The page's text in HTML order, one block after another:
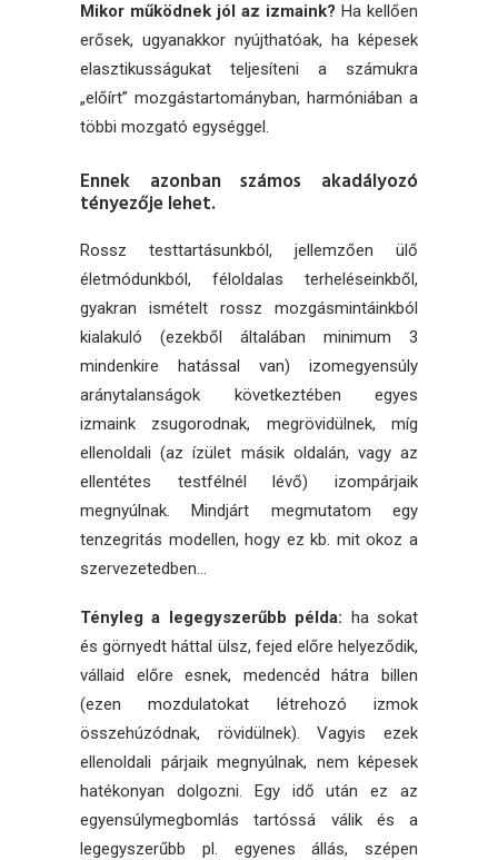
Mikor működnek jól az izmaink? Ha kellően
erősek, ugyanakkor nyújthatóak, ha képesek
elasztikusságukat teljesíteni a számukra
„előírt” mozgástartományban, harmóniában a
többi mozgató egységgel.
Ennek azonban számos akadályozó
tényezője lehet.
Rossz testtartásunkból, jellemzően ülő
életmódunkból, féloldalas terheléseinkből,
gyakran ismételt rossz mozgásmintáinkból
kialakuló (ezekből általában minimum 3
mindenkire hatással van) izomegyensúly
aránytalanságok következtében egyes
izmaink zsugorodnak, megrövidülnek, míg
ellenoldali (az ízület másik oldalán, vagy az
ellentétes testfélnél lévő) izompárjaik
megnyúlnak. Mindjárt megmutatom egy
tenzegritás modellen, hogy ez kb. mit okoz a
szervezetedben…
Tényleg a legegyszerűbb példa: ha sokat
és görnyedt háttal ülsz, fejed előre helyeződik,
vállaid előre esnek, medencéd hátra billen
(ezen mozdulatokat létrehozó izmok
összehúzódnak, rövidülnek). Vagyis ezek
ellenoldali párjaik megnyúlnak, nem képesek
hatékonyan dolgozni. Egy idő után ez az
egyensúlymegbomlás tartóssá válik és a
legegyszerűbb pl. egyenes állás, szépen